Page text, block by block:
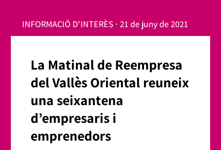
INFORMACIÓ D'INTERÈS · 21 de juny de 2021
La Matinal de Reempresa
del Vallès Oriental reuneix
una seixantena
d’empresaris i
emprenedors